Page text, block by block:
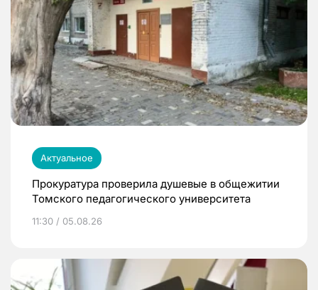
Актуальное
Прокуратура проверила душевые в общежитии
Томского педагогического университета
11:30 / 05.08.26